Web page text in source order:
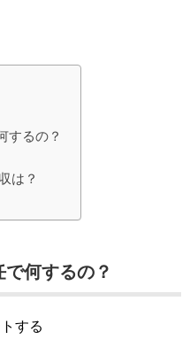
するの？
は？
で何するの？
する